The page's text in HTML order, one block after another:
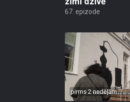
67. epizode
pirms 2 nedēļām